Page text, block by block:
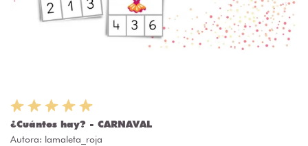
¿Cuántos hay? - CARNAVAL
Autora: lamaleta_roja